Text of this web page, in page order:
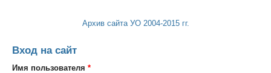
Архив сайта УО 2004-2015 гг.
Вход на сайт
Имя пользователя *